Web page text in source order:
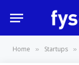
Home » Startups »